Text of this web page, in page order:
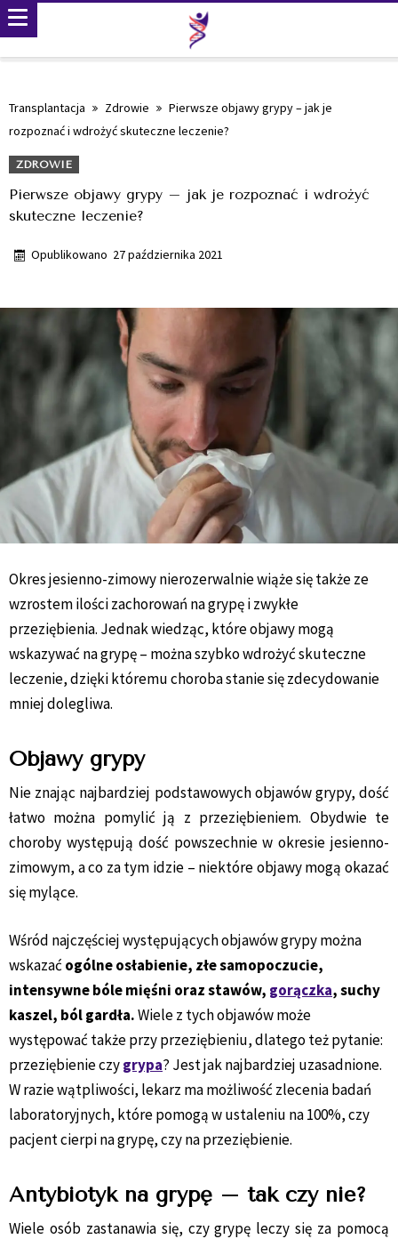
Transplantacja Zdrowie
Pierwsze objawy grypy – jak je
rozpoznać i wdrożyć skuteczne leczenie?
ZDROWIE
Pierwsze objawy grypy – jak je rozpoznać i wdrożyć
skuteczne leczenie?
Opublikowano 27 października 2021
Okres jesienno-zimowy nierozerwalnie wiąże się także ze
wzrostem ilości zachorowań na grypę i zwykłe
przeziębienia. Jednak wiedząc, które objawy mogą
wskazywać na grypę – można szybko wdrożyć skuteczne
leczenie, dzięki któremu choroba stanie się zdecydowanie
mniej dolegliwa.
Objawy grypy
Nie znając najbardziej podstawowych objawów grypy, dość
łatwo można pomylić ją z przeziębieniem. Obydwie te
choroby występują dość powszechnie w okresie jesienno-
zimowym, a co za tym idzie – niektóre objawy mogą okazać
się mylące.
Wśród najczęściej występujących objawów grypy można
wskazać ogólne osłabienie, złe samopoczucie,
intensywne bóle mięśni oraz stawów, gorączka, suchy
kaszel, ból gardła.Wiele z tych objawów może
występować także przy przeziębieniu, dlatego też pytanie:
przeziębienie czygrypa? Jest jak najbardziej uzasadnione.
W razie wątpliwości, lekarz ma możliwość zlecenia badań
laboratoryjnych, które pomogą w ustaleniu na 100%, czy
pacjent cierpi na grypę, czy na przeziębienie.
Antybiotyk na grypę – tak czy nie?
Wiele osób zastanawia się, czy grypę leczy się za pomocą